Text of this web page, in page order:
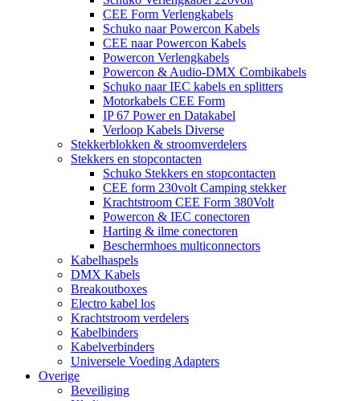
CEE Form Verlengkabels
Schuko naar Powercon Kabels
CEE naar Powercon Kabels
Powercon Verlengkabels
Powercon & Audio-DMX Combikabels
Schuko naar IEC kabels en splitters
Motorkabels CEE Form
IP 67 Power en Datakabel
Verloop Kabels Diverse
Stekkerblokken & stroomverdelers
Stekkers en stopcontacten
Schuko Stekkers en stopcontacten
CEE form 230volt Camping stekker
Krachtstroom CEE Form 380Volt
Powercon & IEC conectoren
Harting & ilme conectoren
Beschermhoes multiconnectors
Kabelhaspels
DMX Kabels
Breakoutboxes
Electro kabel los
Krachtstroom verdelers
Kabelbinders
Kabelverbinders
Universele Voeding Adapters
Overige
Beveiliging